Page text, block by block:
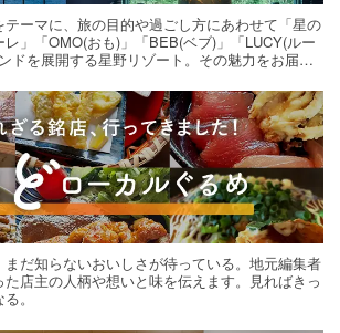
テーマに、旅の目的や過ごし方にあわせて「星の
」「OMO(おも)」「BEB(ベブ)」「LUCY(ルー
ドを展開する星野リゾート。その魅力をお届け
だ知らないおいしさが待っている。地元編集者
店主の人柄や想いと味を伝えます。見ればきっ
。